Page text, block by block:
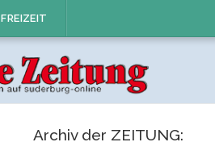
FREIZEIT
Archiv der ZEITUNG: